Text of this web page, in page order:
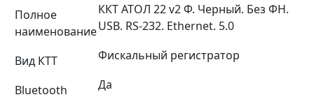
Полное
наименование
ККТ АТОЛ 22 v2 Ф. Черный. Без ФН.
USB. RS-232. Ethernet. 5.0
Вид КТТ Фискальный регистратор
Bluetooth Да